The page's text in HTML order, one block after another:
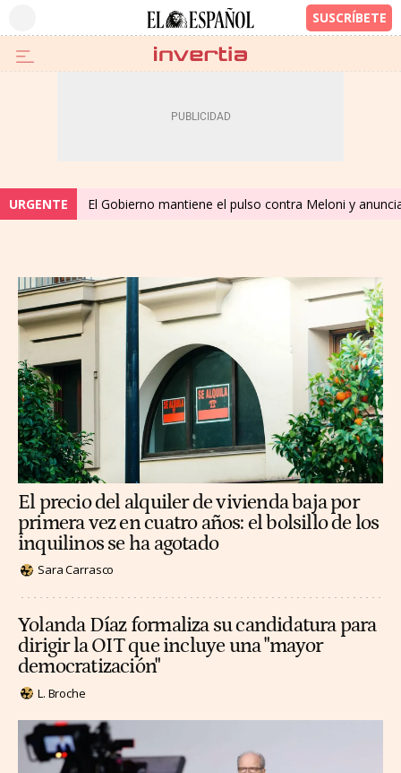
URGENTE El Gobierno mantiene el pulso contra Meloni y
El precio del alquiler de vivienda baja por
primera vez en cuatro años: el bolsillo de los
inquilinos se ha agotado
Sara Carrasco
Yolanda Díaz formaliza su candidatura para
dirigir la OIT que incluye una "mayor
democratización"
L. Broche